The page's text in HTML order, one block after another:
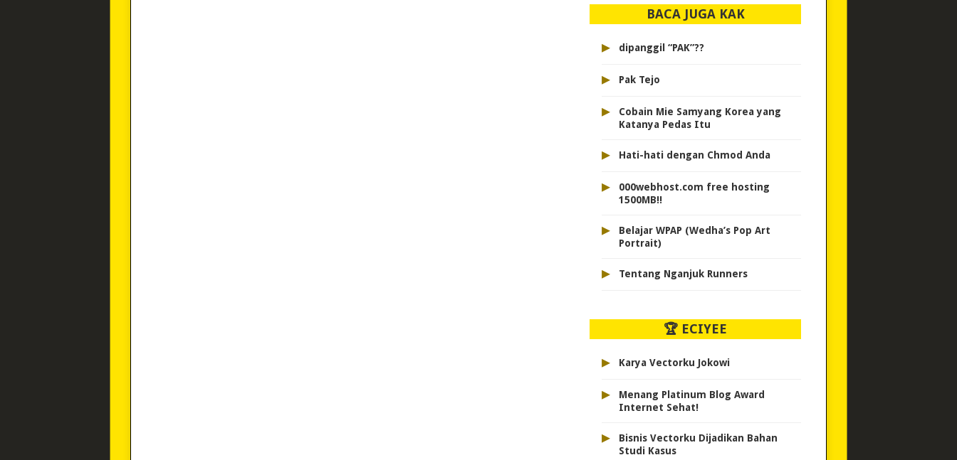
BACA JUGA KAK
▸ dipanggil “PAK”??
▸ Pak Tejo
▸
Cobain Mie Samyang Korea yang
Katanya Pedas Itu
▸ Hati-hati dengan Chmod Anda
▸
000webhost.com free hosting
1500MB!!
▸
Belajar WPAP (Wedha’s Pop Art
Portrait)
▸ Tentang Nganjuk Runners
🏆 ECIYEE
▸ Karya Vectorku Jokowi
▸
Menang Platinum Blog Award
Internet Sehat!
▸
Bisnis Vectorku Dijadikan Bahan
Studi Kasus